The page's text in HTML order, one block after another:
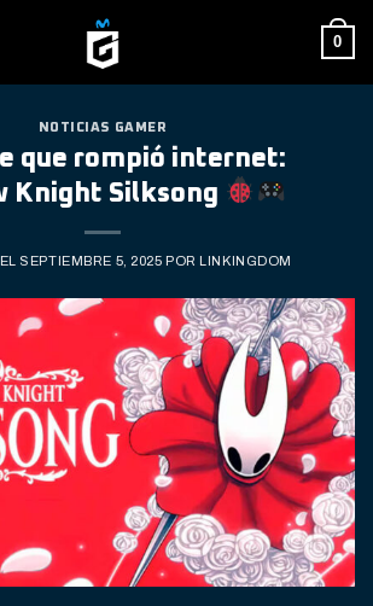
0
NOTICIAS GAMER
que rompió internet:
Knight Silksong
SEPTIEMBRE 5, 2025 POR LINKINGDOM